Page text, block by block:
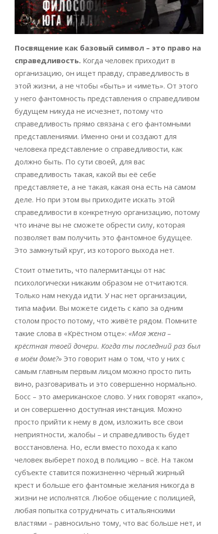
Посвящение как базовый символ – это право на
справедливость. Когда человек приходит в
организацию, он ищет правду, справедливость в
этой жизни, а не чтобы «быть» и «иметь». От этого
у него фантомность представления о справедливом
будущем никуда не исчезнет, потому что
справедливость прямо связана с его фантомными
представлениями. Именно они и создают для
человека представление о справедливости, как
должно быть. По сути своей, для вас
справедливость такая, какой вы её себе
представляете, а не такая, какая она есть на самом
деле. Но при этом вы приходите искать этой
справедливости в конкретную организацию, потому
что иначе вы не сможете обрести силу, которая
позволяет вам получить это фантомное будущее.
Это замкнутый круг, из которого выхода нет.
Стоит отметить, что палермитанцы от нас
психологически никаким образом не отчитаются.
Только нам некуда идти. У нас нет организации,
типа мафии. Вы можете сидеть с капо за одним
столом просто потому, что живёте рядом. Помните
такие слова в «Крёстном отце»: «Моя жена –
крёстная твоей дочери. Когда ты последний раз был
в моём доме?» Это говорит нам о том, что у них с
самым главным первым лицом можно просто пить
вино, разговаривать и это совершенно нормально.
Босс – это американское слово. У них говорят «капо»,
и он совершенно доступная инстанция. Можно
просто прийти к нему в дом, изложить все свои
неприятности, жалобы ­– и справедливость будет
восстановлена. Но, если вместо похода к капо
человек выберет поход в полицию – всё. На таком
субъекте ставится пожизненно чёрный жирный
крест и больше его фантомные желания никогда в
жизни не исполнятся. Любое общение с полицией,
любая попытка сотрудничать с итальянскими
властями – равносильно тому, что вас больше нет, и